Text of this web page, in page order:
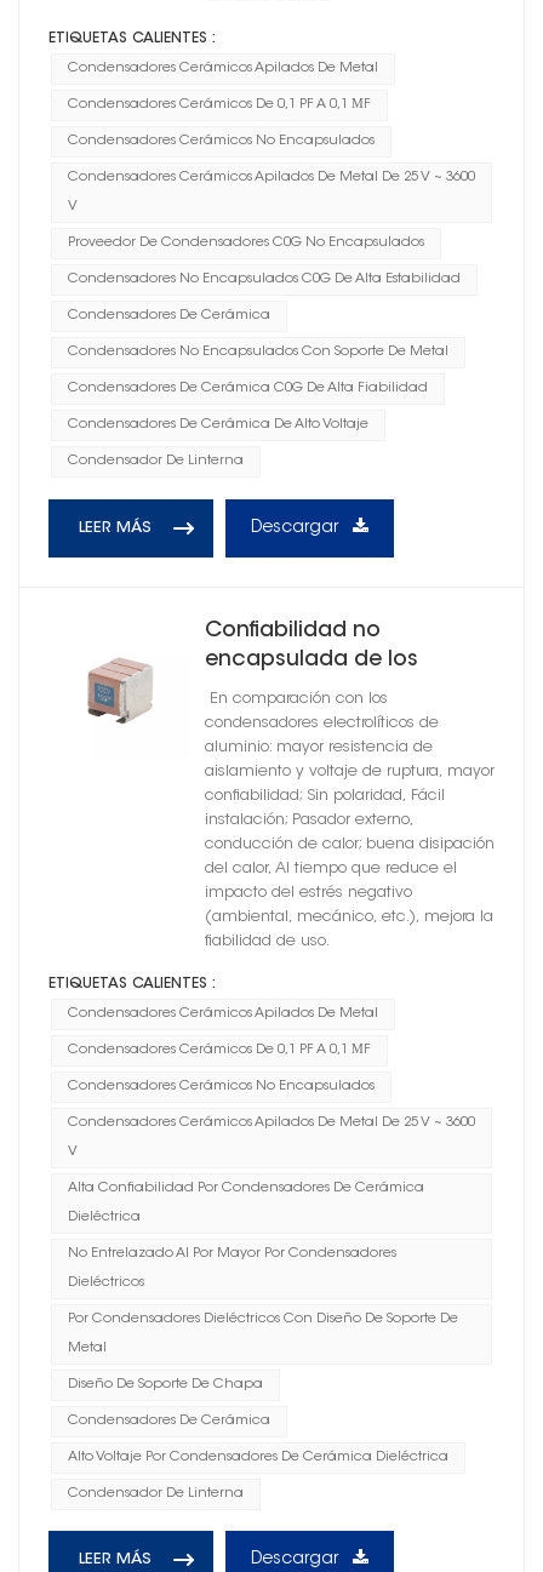
ETIQUETAS CALIENTES :
Condensadores Cerámicos Apilados De Metal
Condensadores Cerámicos De 0,1 PF A 0,1 ΜF
Condensadores Cerámicos No Encapsulados
Condensadores Cerámicos Apilados De Metal De 25 V ~ 3600
V
Proveedor De Condensadores C0G No Encapsulados
Condensadores No Encapsulados C0G De Alta Estabilidad
Condensadores De Cerámica
Condensadores No Encapsulados Con Soporte De Metal
Condensadores De Cerámica C0G De Alta Fiabilidad
Condensadores De Cerámica De Alto Voltaje
Condensador De Linterna
LEER MÁS Descargar
Confiabilidad no
encapsulada de los
condensadores cerámicos
del soporte del metal alta
POR dieléctrico
En comparación con los
condensadores electrolíticos de
aluminio: mayor resistencia de
aislamiento y voltaje de ruptura, mayor
confiabilidad; Sin polaridad, Fácil
instalación; Pasador externo,
conducción de calor; buena disipación
del calor, Al tiempo que reduce el
impacto del estrés negativo
(ambiental, mecánico, etc.), mejora la
fiabilidad de uso.
ETIQUETAS CALIENTES :
Condensadores Cerámicos Apilados De Metal
Condensadores Cerámicos De 0,1 PF A 0,1 ΜF
Condensadores Cerámicos No Encapsulados
Condensadores Cerámicos Apilados De Metal De 25 V ~ 3600
V
Alta Confiabilidad Por Condensadores De Cerámica
Dieléctrica
No Entrelazado Al Por Mayor Por Condensadores
Dieléctricos
Por Condensadores Dieléctricos Con Diseño De Soporte De
Metal
Diseño De Soporte De Chapa
Condensadores De Cerámica
Alto Voltaje Por Condensadores De Cerámica Dieléctrica
Condensador De Linterna
LEER MÁS Descargar